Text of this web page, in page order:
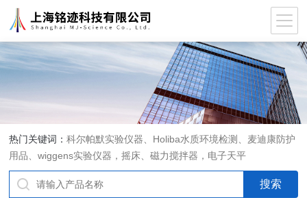
热门关键词：科尔帕默实验仪器、Holiba水质环境检测、麦迪康防护
用品、wiggens实验仪器，摇床、磁力搅拌器，电子天平